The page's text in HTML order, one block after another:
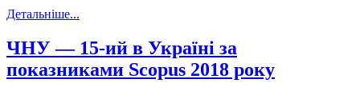
Детальніше...
ЧНУ — 15-ий в Україні за
показниками Scopus 2018 року